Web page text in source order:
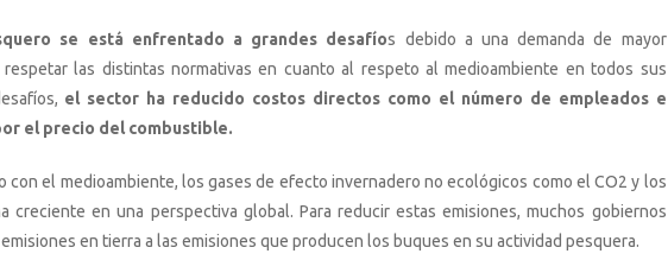
se está enfrentado a grandes desafíos debido a una demanda de mayor
las distintas normativas en cuanto al respeto al medioambiente en todos sus
el sector ha reducido costos directos como el número de empleados e
el precio del combustible.
con el medioambiente, los gases de efecto invernadero no ecológicos como el CO2 y los
creciente en una perspectiva global. Para reducir estas emisiones, muchos gobiernos
en tierra a las emisiones que producen los buques en su actividad pesquera.